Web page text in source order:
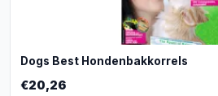
Dogs Best Hondenbakkorrels
€20,26